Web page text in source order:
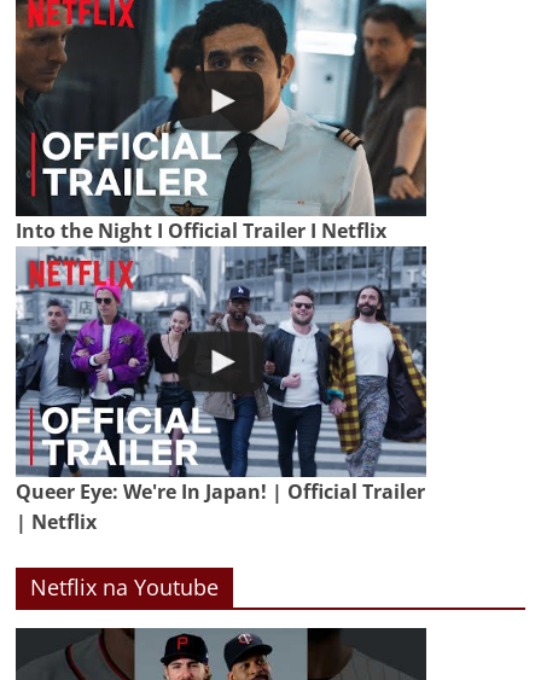
Into the Night I Official Trailer I Netflix
Queer Eye: We're In Japan! | Official Trailer
| Netflix
Netflix na Youtube